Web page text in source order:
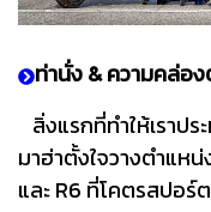
ท่านั่ง & ความคล่อง
สิ่งแรกที่ทำให้เราปร
มาฮ่าตั้งใจวางตำแห
และ R6 ที่โคตรสปอร์